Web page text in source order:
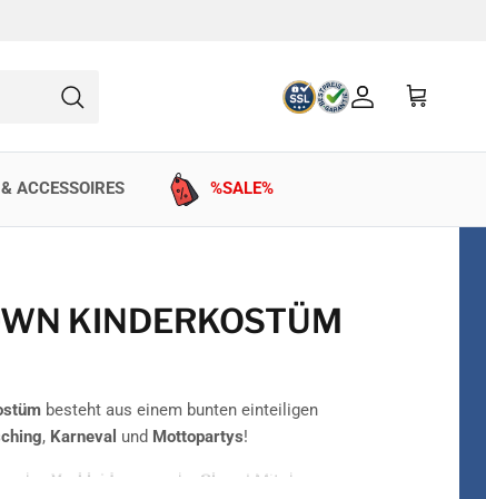
Suchen
ACCESSOIRES %SALE%
KINDERKOSTÜM
besteht aus einem bunten einteiligen
, Karneval und Mottopartys!
den Verkleidungen - der Clown ! Mit dem